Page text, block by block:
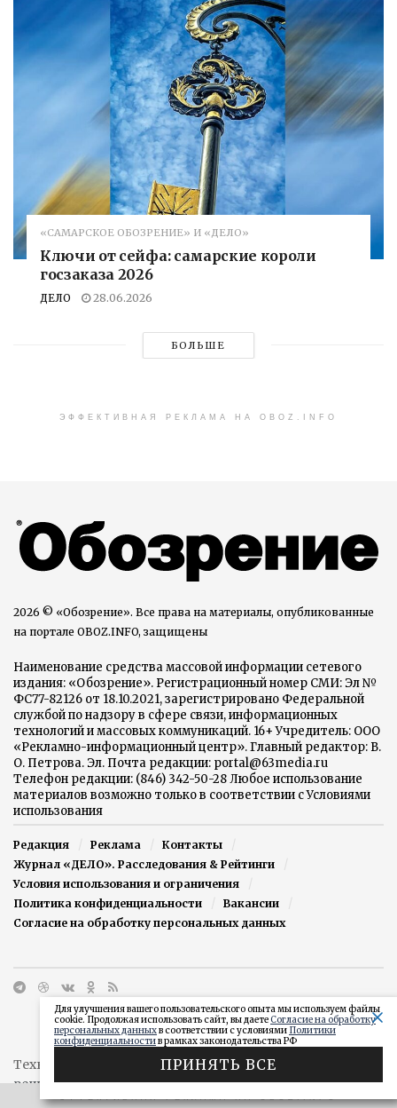
«САМАРСКОЕ ОБОЗРЕНИЕ» И «ДЕЛО»
Ключи от сейфа: самарские короли
госзаказа 2026
ДЕЛО 28.06.2026
БОЛЬШЕ
ЭФФЕКТИВНАЯ РЕКЛАМА НА OBOZ.INFO
2026 © «Обозрение». Все права на материалы, опубликованные
на портале OBOZ.INFO, защищены
Наименование средства массовой информации сетевого
издания: «Обозрение». Регистрационный номер СМИ: Эл №
ФС77-82126 от 18.10.2021, зарегистрировано Федеральной
службой по надзору в сфере связи, информационных
технологий и массовых коммуникаций. 16+ Учредитель: ООО
«Рекламно-информационный центр». Главный редактор: В.
О. Петрова. Эл. Почта редакции: portal@63media.ru
Телефон редакции: (846) 342-50-28 Любое использование
материалов возможно только в соответствии с Условиями
использования
Редакция Реклама
Контакты
Журнал «ДЕЛО». Расследования & Рейтинги
Условия использования и ограничения
Политика конфиденциальности
Вакансии
Согласие на обработку персональных данных
Техническая поддержка сайта от агентства
решения"
Для улучшения вашего пользовательского опыта мы используем файлы
cookie. Продолжая использовать сайт, вы даетеСогласие на обработку
персональных данныхв соответствии с условиями Политики
конфиденциальностив рамках законодательства РФ
ПРИНЯТЬ ВСЕ
ЭФФЕКТИВНАЯ РЕКЛАМА НА OBOZ.INFO